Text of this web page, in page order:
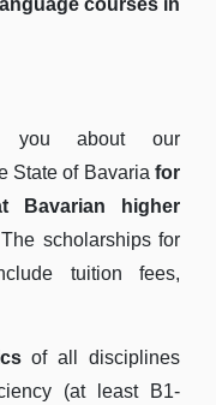
you about our
State of Bavaria for
Bavarian higher
scholarships for
tuition fees,
of all disciplines
(at least B1-